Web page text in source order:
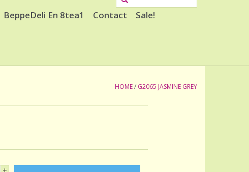
BeppeDeli En 8tea1 Contact
Sale!
HOME/ G2065 JASMINE GREY